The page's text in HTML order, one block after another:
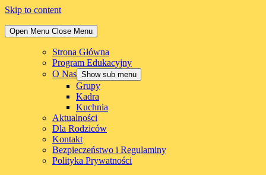
Skip to content
Open Menu Close Menu
Strona Główna
Program Edukacyjny
O Nas Show sub menu
Grupy
Kadra
Kuchnia
Aktualności
Dla Rodziców
Kontakt
Bezpieczeństwo i Regulaminy
Polityka Prywatności